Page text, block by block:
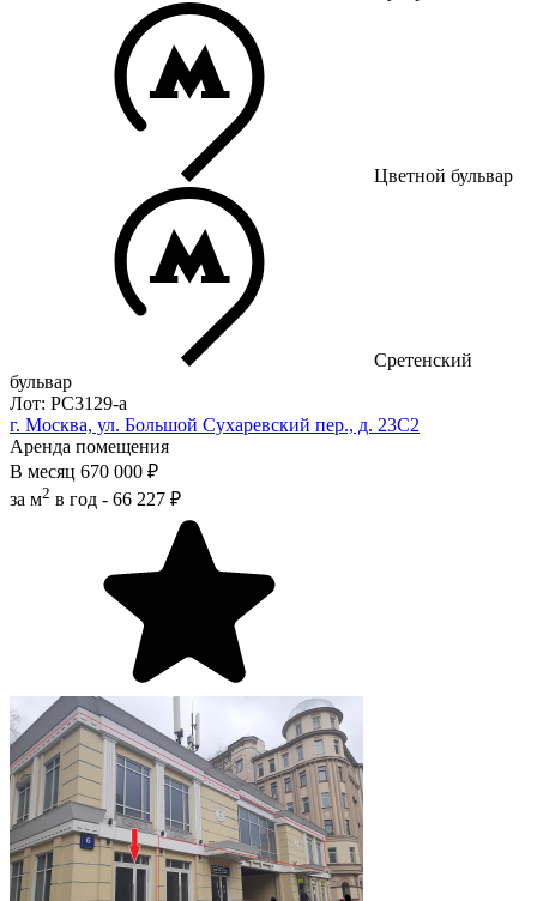
Цветной бульвар
Сретенский
бульвар
Лот: РС3129-a
г. Москва, ул. Большой Сухаревский пер., д. 23С2
Аренда помещения
В месяц 670 000 ₽
за м2 в год - 66 227 ₽